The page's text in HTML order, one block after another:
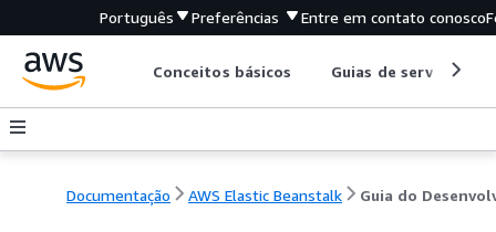
Português Preferências Entre em contato conosco
Conceitos básicos Guias de serviço
Documentação AWS Elastic Beanstalk